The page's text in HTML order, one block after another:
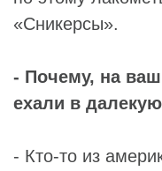
«Сникерсы».
- Почему, на
ехали в
- Кто-то из